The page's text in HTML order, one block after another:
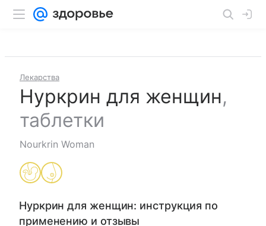
Лекарства
Нуркрин для женщин,
таблетки
Nourkrin Woman
Нуркрин для женщин: инструкция по
применению и отзывы